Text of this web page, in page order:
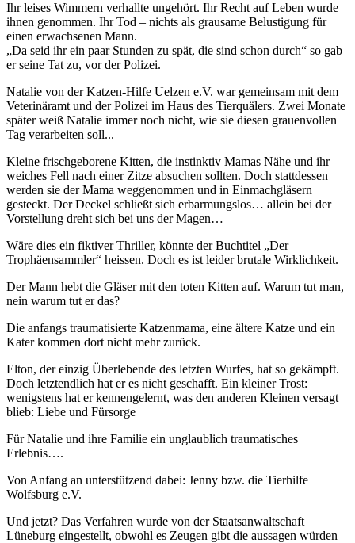
Ihr leises Wimmern verhallte ungehört. Ihr Recht auf Leben wurde
ihnen genommen. Ihr Tod – nichts als grausame Belustigung für
einen erwachsenen Mann.
„Da seid ihr ein paar Stunden zu spät, die sind schon durch“ so gab
er seine Tat zu, vor der Polizei.
Natalie von der Katzen-Hilfe Uelzen e.V. war gemeinsam mit dem
Veterinäramt und der Polizei im Haus des Tierquälers. Zwei Monate
später weiß Natalie immer noch nicht, wie sie diesen grauenvollen
Tag verarbeiten soll...
Kleine frischgeborene Kitten, die instinktiv Mamas Nähe und ihr
weiches Fell nach einer Zitze absuchen sollten. Doch stattdessen
werden sie der Mama weggenommen und in Einmachgläsern
gesteckt. Der Deckel schließt sich erbarmungslos… allein bei der
Vorstellung dreht sich bei uns der Magen…
Wäre dies ein fiktiver Thriller, könnte der Buchtitel „Der
Trophäensammler“ heissen. Doch es ist leider brutale Wirklichkeit.
Der Mann hebt die Gläser mit den toten Kitten auf. Warum tut man,
nein warum tut er das?
Die anfangs traumatisierte Katzenmama, eine ältere Katze und ein
Kater kommen dort nicht mehr zurück.
Elton, der einzig Überlebende des letzten Wurfes, hat so gekämpft.
Doch letztendlich hat er es nicht geschafft. Ein kleiner Trost:
wenigstens hat er kennengelernt, was den anderen Kleinen versagt
blieb: Liebe und Fürsorge
Für Natalie und ihre Familie ein unglaublich traumatisches
Erlebnis….
Von Anfang an unterstützend dabei: Jenny bzw. die Tierhilfe
Wolfsburg e.V.
Und jetzt? Das Verfahren wurde von der Staatsanwaltschaft
Lüneburg eingestellt, obwohl es Zeugen gibt die aussagen würden